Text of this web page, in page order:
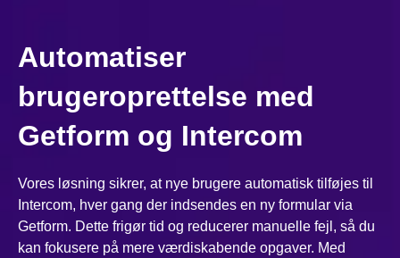
Automatiser
brugeroprettelse med
Getform og Intercom
Vores løsning sikrer, at nye brugere automatisk tilføjes til
Intercom, hver gang der indsendes en ny formular via
Getform. Dette frigør tid og reducerer manuelle fejl, så du
kan fokusere på mere værdiskabende opgaver. Med